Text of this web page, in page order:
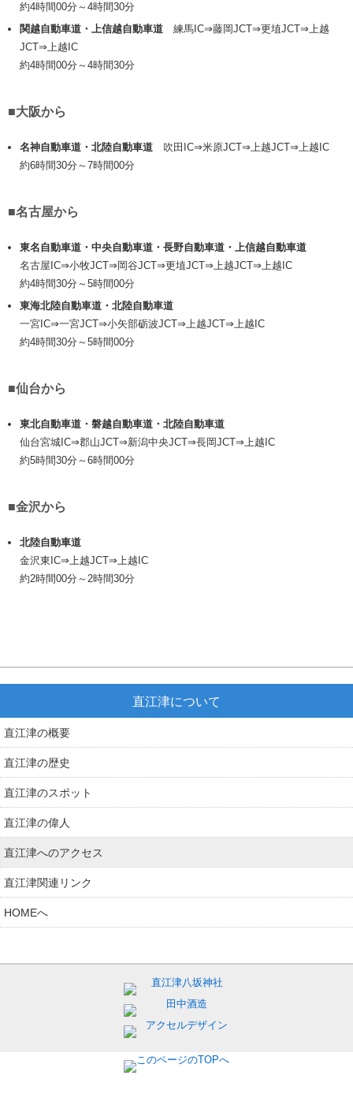
約4時間00分～4時間30分
関越自動車道・上信越自動車道 練馬IC⇒藤岡JCT⇒更埴JCT⇒上越
JCT⇒上越IC
約4時間00分～4時間30分
■大阪から
名神自動車道・北陸自動車道 吹田IC⇒米原JCT⇒上越JCT⇒上越IC
約6時間30分～7時間00分
■名古屋から
東名自動車道・中央自動車道・長野自動車道・上信越自動車道
名古屋IC⇒小牧JCT⇒岡谷JCT⇒更埴JCT⇒上越JCT⇒上越IC
約4時間30分～5時間00分
東海北陸自動車道・北陸自動車道
一宮IC⇒一宮JCT⇒小矢部砺波JCT⇒上越JCT⇒上越IC
約4時間30分～5時間00分
■仙台から
東北自動車道・磐越自動車道・北陸自動車道
仙台宮城IC⇒郡山JCT⇒新潟中央JCT⇒長岡JCT⇒上越IC
約5時間30分～6時間00分
■金沢から
北陸自動車道
金沢東IC⇒上越JCT⇒上越IC
約2時間00分～2時間30分
直江津について
直江津の概要
直江津の歴史
直江津のスポット
直江津の偉人
直江津へのアクセス
直江津関連リンク
HOMEへ